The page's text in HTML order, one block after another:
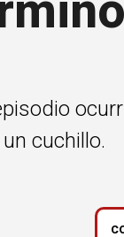
cuchillo.